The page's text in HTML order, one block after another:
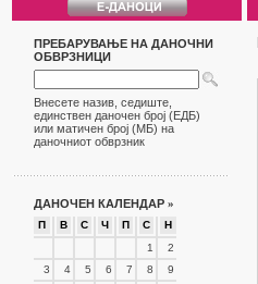
ПРЕБАРУВАЊЕ НА ДАНОЧНИ
ОБВРЗНИЦИ
Внесете назив, седиште,
единствен даночен број (ЕДБ)
или матичен број (МБ) на
даночниот обврзник
ДАНОЧЕН КАЛЕНДАР »
П В С Ч П С
Н
1
2
3
4 5 6 7 8
9